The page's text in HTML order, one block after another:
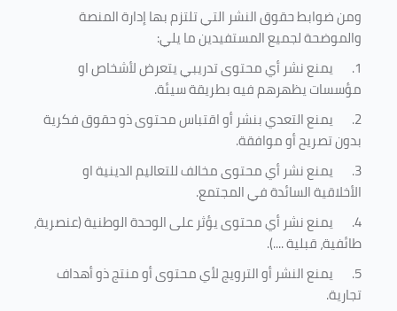
ومن ضوابط حقوق النشر التي تلتزم بها إدارة المنصة
والموضحة لجميع المستفيدين ما يلي:
1.
يمنع نشر أي محتوى تدريبي يتعرض لأشخاص او
مؤسسات يظهرهم فيه بطريقة سيئة.
2.
يمنع التعدي بنشر أو اقتباس محتوى ذو حقوق فكرية
بدون تصريح أو موافقة.
3.
يمنع نشر أي محتوى مخالف للتعاليم الدينية او
الأخلاقية السائدة في المجتمع.
4.
يمنع نشر أي محتوى يؤثر على الوحدة الوطنية (عنصرية،
طائفية، قبلية ....).
5.
يمنع النشر أو الترويج لأي محتوى أو منتج ذو أهداف
تجارية.